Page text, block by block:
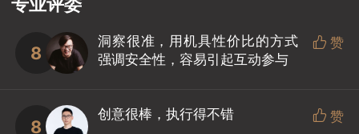
专业评委
8
洞察很准，用机具性价比的方式
强调安全性，容易引起互动参与
 赞
8
创意很棒，执行得不错  赞